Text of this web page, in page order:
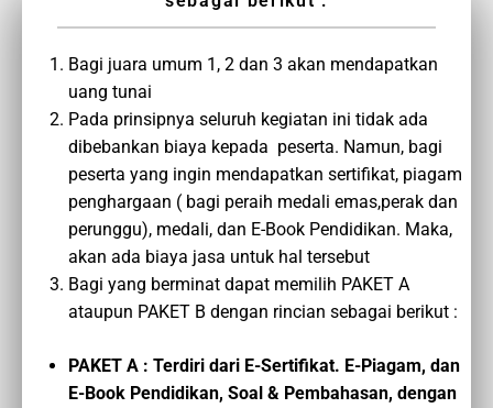
Bagi juara umum 1, 2 dan 3 akan mendapatkan
uang tunai
Pada prinsipnya seluruh kegiatan ini tidak ada
dibebankan biaya kepada peserta. Namun, bagi
peserta yang ingin mendapatkan sertifikat, piagam
penghargaan ( bagi peraih medali emas,perak dan
perunggu), medali, dan E-Book Pendidikan. Maka,
akan ada biaya jasa untuk hal tersebut
Bagi yang berminat dapat memilih PAKET A
ataupun PAKET B dengan rincian sebagai berikut :
PAKET A : Terdiri dari E-Sertifikat. E-Piagam, dan
E-Book Pendidikan, Soal & Pembahasan, dengan